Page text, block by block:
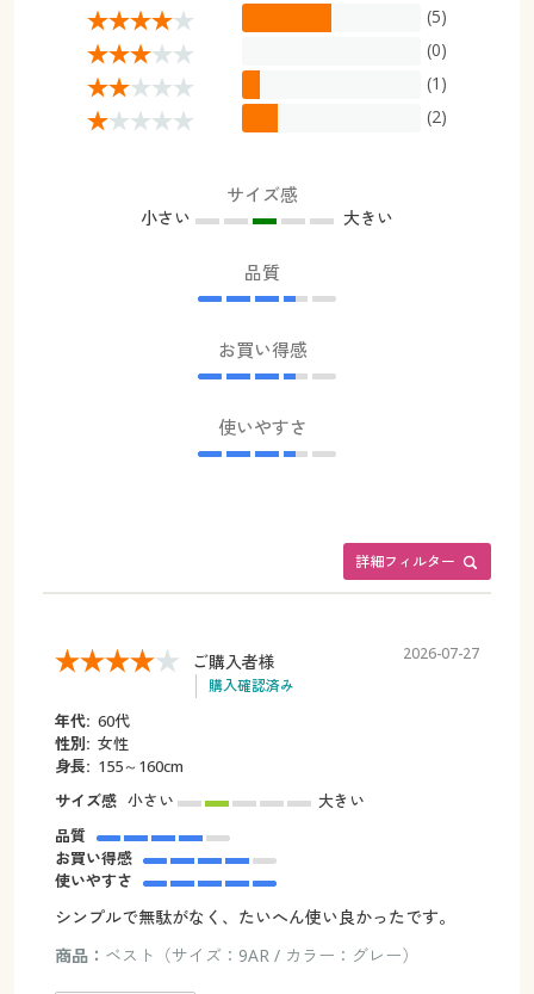
(5)
(0)
(1)
(2)
サイズ感
小さい 大きい
品質
お買い得感
使いやすさ
詳細フィルター
ご購入者様
購入確認済み
2026-07-27
年代: 60代
性別: 女性
身長: 155～160cm
サイズ感 小さい
大きい
品質
お買い得感
使いやすさ
シンプルで無駄がなく、たいへん使い良かったです。
商品： ベスト（サイズ：9AR / カラー：グレー）